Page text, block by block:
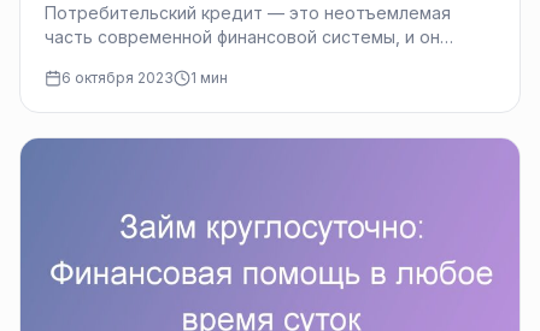
Потребительский кредит — это неотъемлемая
часть современной финансовой системы, и он
людей.…
6 октября 2023 1 мин